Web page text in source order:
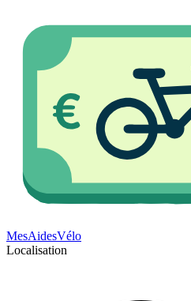
MesAidesVélo
Localisation